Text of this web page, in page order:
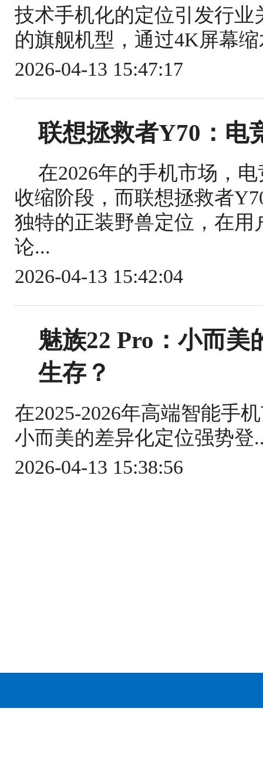
技术手机化的定位引发行业
的旗舰机型，通过4K屏幕
2026-04-13 15:47:17
联想拯救者Y70：电
在2026年的手机市场，
收缩阶段，而联想拯救者
独特的正装野兽定位，在
论...
2026-04-13 15:42:04
魅族22 Pro：小而
生存？
在2025-2026年高端智能手
小而美的差异化定位强势登
2026-04-13 15:38:56